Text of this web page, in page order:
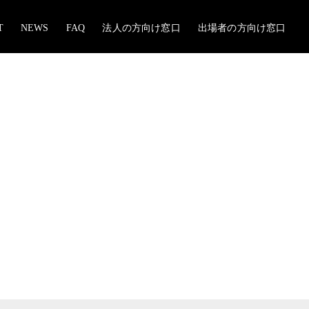
NEWS FAQ 法人の方向け窓口 出場者の方向け窓口